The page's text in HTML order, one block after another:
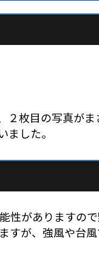
枚目の写真がま
した。
がありますの
が、強風や台